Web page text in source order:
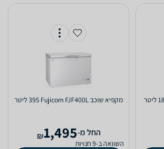
מקפיא ‏שוכב Fujicom FJF400L ‏395 ‏ליטר
‫החל מ-1,495
₪
השוואה ב-9 חנויות